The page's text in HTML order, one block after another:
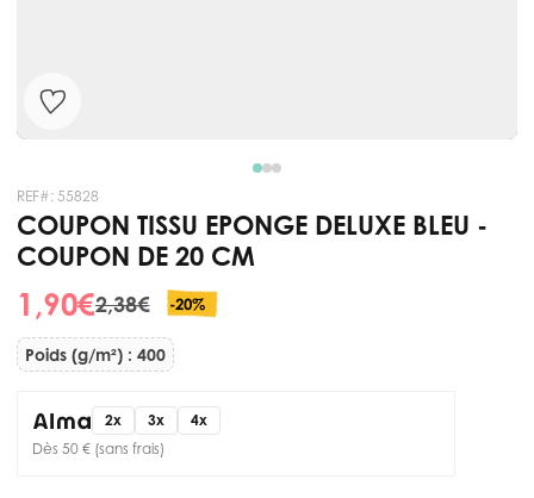
REF#: 55828
COUPON TISSU EPONGE DELUXE BLEU -
COUPON DE 20 CM
2,38 €
1,90 € -20%
Poids (g/m²) : 400
2x 3x
4x
Dès 50 € (sans frais)